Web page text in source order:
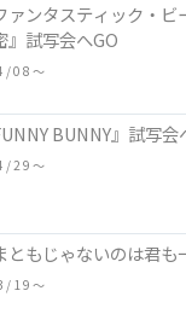
ァンタスティック・ビ
』試写会へGO
08〜
BUNNY』試写会
29〜
ともじゃないのは君も
19〜